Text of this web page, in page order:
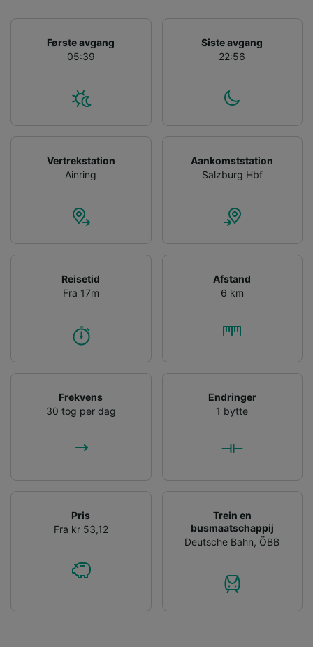
Første avgang
05:39
Siste avgang
22:56
Vertrekstation
Ainring
Aankomststation
Salzburg Hbf
Reisetid
Fra 17m
Afstand
6 km
Frekvens
30 tog per dag
Endringer
1 bytte
Pris
Fra kr 53,12
Trein en
busmaatschappij
Deutsche Bahn, ÖBB
device characteristics for identification. Store
and/or access information on a device.
Personalised advertising and content,
advertising and content measurement,
List of Partners